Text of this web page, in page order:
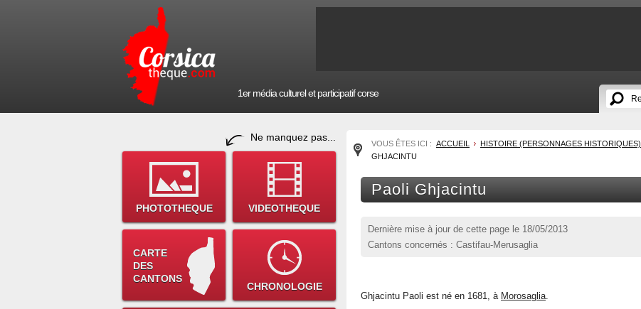
1er média culturel et participatif corse
Ne manquez pas...
PHOTOTHEQUE VIDEOTHEQUE
CARTE
DES
CANTONS
CHRONOLOGIE
VOUS ÊTES ICI : ACCUEIL HISTOIRE (PERSONNAGES HISTORIQUES)
GHJACINTU
Paoli Ghjacintu
Dernière mise à jour de cette page le 18/05/2013
Cantons concernés : Castifau-Merusaglia
Ghjacintu Paoli est né en 1681, à Morosaglia.